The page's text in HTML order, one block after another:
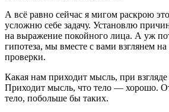
А всё равно сейчас я мигом раскрою
усложню себе задачу. Установлю
на выражение покойного лица. А уж
гипотеза, мы вместе с вами взглянем
проверки.
Какая нам приходит мысль, при взгляде
Приходит мысль, что тело — хорошо.
тело, побольше бы таких.